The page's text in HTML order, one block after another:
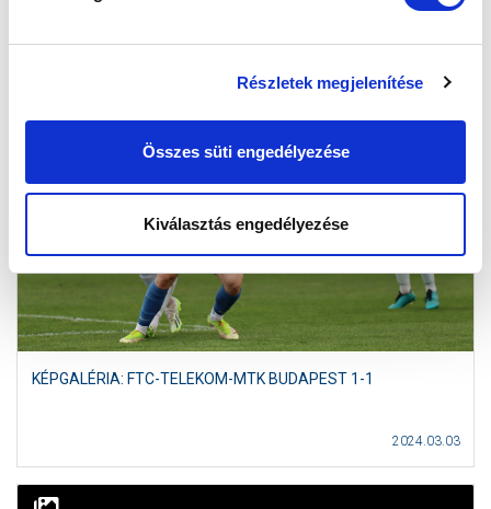
Részletek megjelenítése
Összes süti engedélyezése
Kiválasztás engedélyezése
2024.03.07
KÉPGALÉRIA: FTC-TELEKOM-MTK BUDAPEST 1-1
2024.03.03